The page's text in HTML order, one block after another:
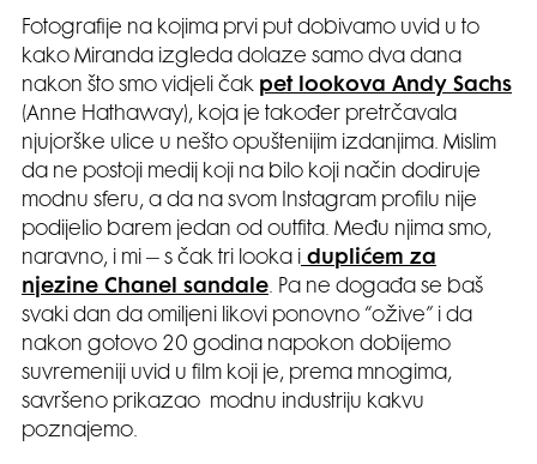
Fotografije na kojima prvi put dobivamo uvid u to
kako Miranda izgleda dolaze samo dva dana
nakon što smo vidjeli čak pet lookova Andy Sachs
(Anne Hathaway), koja je također pretrčavala
njujorške ulice u nešto opuštenijim izdanjima. Mislim
da ne postoji medij koji na bilo koji način dodiruje
modnu sferu, a da na svom Instagram profilu nije
podijelio barem jedan od outfita. Među njima smo,
naravno, i mi – s čak tri looka i
duplićem za
njezine Chanel sandale. Pa ne događa se baš
svaki dan da omiljeni likovi ponovno “ožive” i da
nakon gotovo 20 godina napokon dobijemo
suvremeniji uvid u film koji je, prema mnogima,
savršeno prikazao modnu industriju kakvu
poznajemo.